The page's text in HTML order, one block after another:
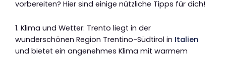
vorbereiten? Hier sind einige nützliche Tipps für dich!
1. Klima und Wetter: Trento liegt in der
wunderschönen Region Trentino-Südtirol in Italien
und bietet ein angenehmes Klima mit warmem